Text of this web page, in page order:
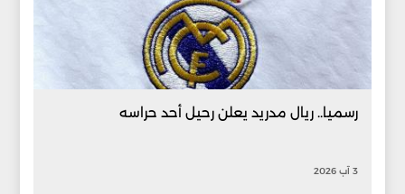
رسميا.. ريال مدريد يعلن رحيل أحد حراسه
3 آب 2026